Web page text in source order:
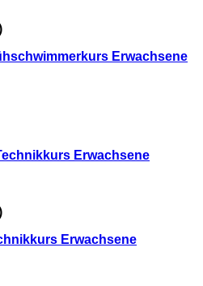
Erwachsene​
Erwachsene​